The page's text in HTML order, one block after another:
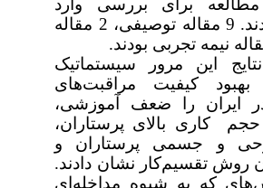
برای بررسی
وارد
شدند. 9 مقاله توصیفی، 2 مقاله
نتایج این مرور سیستماتیک
کیفیت مراقبت‌های
ایران را ضعف آموزشی،
کاری بالای پرستاران،
و جسمی پرستاران و
روش تقسیم‌کار نشان دادند.
که به شیوه مداخله‌ای